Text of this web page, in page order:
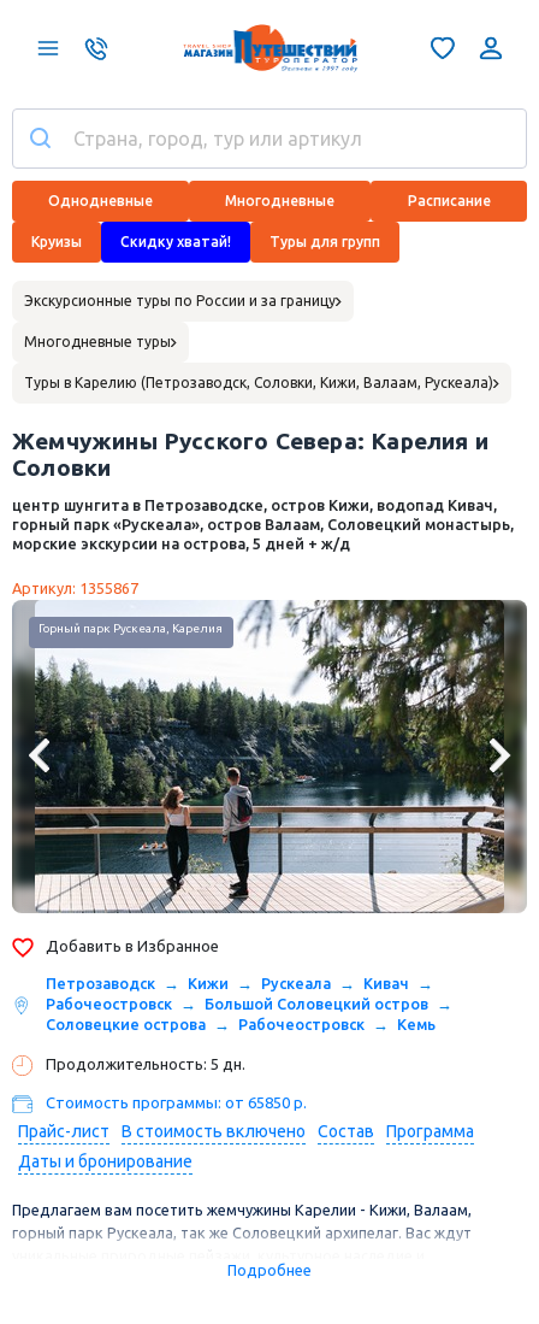
Однодневные Многодневные Расписание
Круизы Скидку хватай! Туры для групп
Экскурсионные туры по России и за границу
Многодневные туры
Туры в Карелию (Петрозаводск, Соловки, Кижи, Валаам, Рускеала)
Жемчужины Русского Севера: Карелия и
Соловки
центр шунгита в Петрозаводске, остров Кижи, водопад Кивач,
горный парк «Рускеала», остров Валаам, Соловецкий монастырь,
морские экскурсии на острова, 5 дней + ж/д
Артикул: 1355867
Горный парк Рускеала, Карелия
Добавить в Избранное
Петрозаводск Кижи Рускеала
Кивач
Рабочеостровск
Большой Соловецкий остров
Соловецкие острова
Рабочеостровск Кемь
Продолжительность: 5 дн.
Стоимость программы: от 65850 р.
Прайс-лист В стоимость включено Состав
Программа
Даты и бронирование
Предлагаем вам посетить жемчужины Карелии - Кижи, Валаам,
горный парк Рускеала, так же Соловецкий архипелаг. Вас ждут
исторические достопримечательности. Вы успеете посетить на
Подробнее